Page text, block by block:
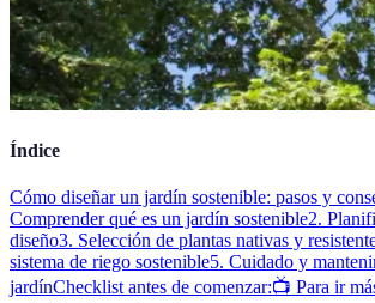
Índice
Cómo diseñar un jardín sostenible: pasos y
Comprender qué es un jardín sostenible2.
diseño3. Selección de plantas nativas y
sistema de riego sostenible5. Cuidado y
jardínChecklist antes de comenzar:📺 Para ir